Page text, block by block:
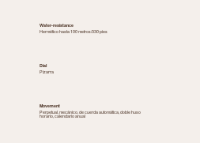
Water-resistance
Hermético hasta 100 metros/330 pies
Dial
Pizarra
Movement
Perpetual, mecánico, de cuerda automática, doble huso
horario, calendario anual